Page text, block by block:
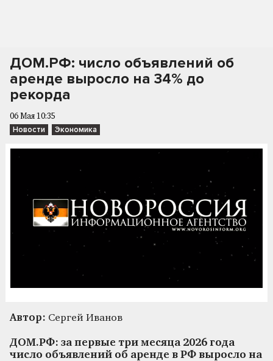
ДОМ.РФ: число объявлений об
аренде выросло на 34% до
рекорда
06 Мая 10:35
Новости Экономика
Автор: Сергей Иванов
ДОМ.РФ: за первые три месяца 2026 года
число объявлений об аренде в РФ выросло на